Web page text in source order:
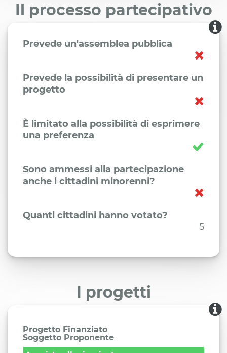
Il processo partecipativo
Prevede un'assemblea pubblica
Prevede la possibilità di presentare un
progetto
È limitato alla possibilità di esprimere
una preferenza
Sono ammessi alla partecipazione
anche i cittadini minorenni?
Quanti cittadini hanno votato?
5
I progetti
Progetto Finanziato
Soggetto Proponente